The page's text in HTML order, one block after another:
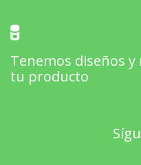
Tenemos diseños
tu producto